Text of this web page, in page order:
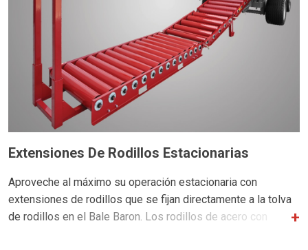
Extensiones De Rodillos Estacionarias
Aproveche al máximo su operación estacionaria con
extensiones de rodillos que se fijan directamente a la tolva
de rodillos en el Bale Baron. Los rodillos de acero con